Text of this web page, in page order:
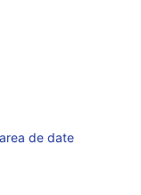
de date